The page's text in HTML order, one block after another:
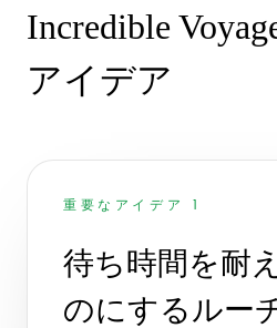
Incredible
アイデア
重要なアイデア 1
待ち時間を耐
のにするルー